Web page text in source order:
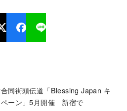
合同街頭伝道「Blessing Japan キ
ペーン」5月開催 新宿で